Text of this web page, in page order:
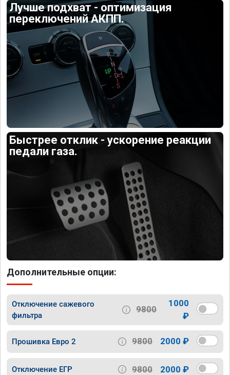
Лучше подхват - оптимизация
переключений АКПП.
Быстрее отклик - ускорение реакции
педали газа.
Дополнительные опции:
Отключение сажевого
фильтра
9800
1000
₽
Прошивка Евро 2 9800 2000 ₽
Отключение ЕГР 9800 2000 ₽